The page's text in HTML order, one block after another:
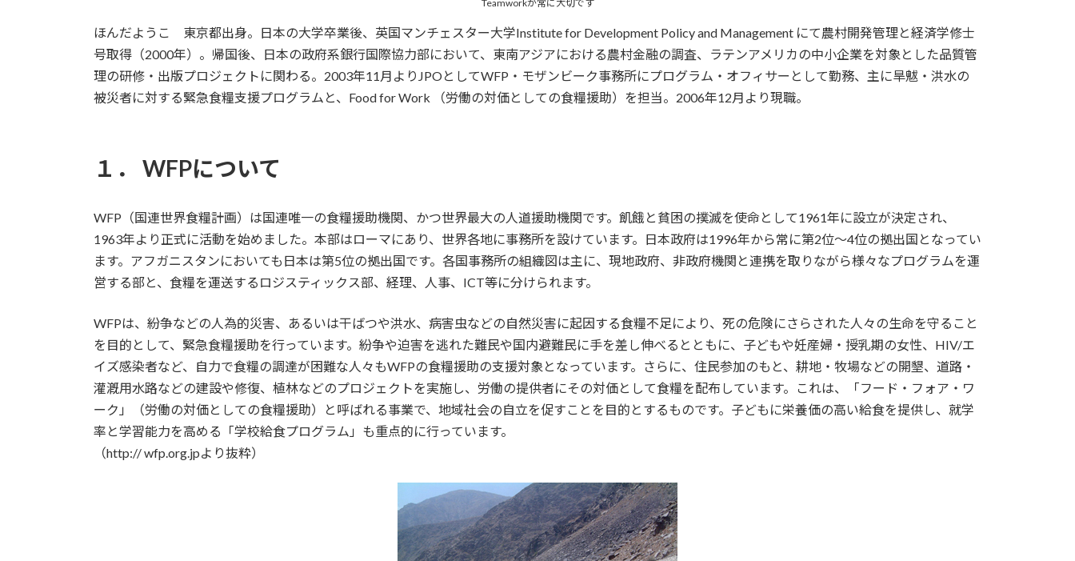
Teamworkが常に大切です
ほんだようこ 東京都出身。日本の大学卒業後、英国マンチェスター大学Institute for Development Policy and Management にて農村開発管理と経済学修士
号取得（2000年）。帰国後、日本の政府系銀行国際協力部において、東南アジアにおける農村金融の調査、ラテンアメリカの中小企業を対象とした品質管
理の研修・出版プロジェクトに関わる。2003年11月よりJPOとしてWFP・モザンビーク事務所にプログラム・オフィサーとして勤務、主に旱魃・洪水の
被災者に対する緊急食糧支援プログラムと、Food for Work （労働の対価としての食糧援助）を担当。2006年12月より現職。
１． WFPについて
WFP（国連世界食糧計画）は国連唯一の食糧援助機関、かつ世界最大の人道援助機関です。飢餓と貧困の撲滅を使命として1961年に設立が決定され、
1963年より正式に活動を始めました。本部はローマにあり、世界各地に事務所を設けています。日本政府は1996年から常に第2位～4位の拠出国となってい
ます。アフガニスタンにおいても日本は第5位の拠出国です。各国事務所の組織図は主に、現地政府、非政府機関と連携を取りながら様々なプログラムを運
営する部と、食糧を運送するロジスティックス部、経理、人事、ICT等に分けられます。
WFPは、紛争などの人為的災害、あるいは干ばつや洪水、病害虫などの自然災害に起因する食糧不足により、死の危険にさらされた人々の生命を守ること
を目的として、緊急食糧援助を行っています。紛争や迫害を逃れた難民や国内避難民に手を差し伸べるとともに、子どもや妊産婦・授乳期の女性、HIV/エ
イズ感染者など、自力で食糧の調達が困難な人々もWFPの食糧援助の支援対象となっています。さらに、住民参加のもと、耕地・牧場などの開墾、道路・
灌漑用水路などの建設や修復、植林などのプロジェクトを実施し、労働の提供者にその対価として食糧を配布しています。これは、「フード・フォア・ワ
ーク」（労働の対価としての食糧援助）と呼ばれる事業で、地域社会の自立を促すことを目的とするものです。子どもに栄養価の高い給食を提供し、就学
率と学習能力を高める「学校給食プログラム」も重点的に行っています。
（http:// wfp.org.jpより抜粋）